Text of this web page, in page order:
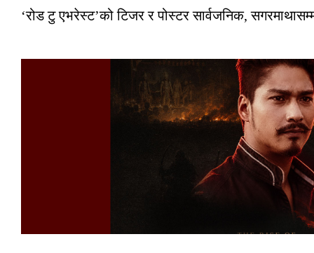
‘रोड टु एभरेस्ट’को टिजर र पोस्टर सार्वजनिक,